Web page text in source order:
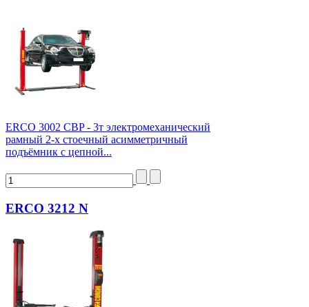
ERCO 3002 CBP - 3т электромеханический
рамный 2-х стоечный асимметричный
подъёмник с цепной...
ERCO 3212 N